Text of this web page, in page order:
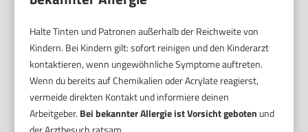
Halte Tinten und Patronen außerhalb der Reichweite von
Kindern. Bei Kindern gilt: sofort reinigen und den Kinderarzt
kontaktieren, wenn ungewöhnliche Symptome auftreten.
Wenn du bereits auf Chemikalien oder Acrylate reagierst,
vermeide direkten Kontakt und informiere deinen
Arbeitgeber. Bei bekannter Allergie ist Vorsicht geboten und